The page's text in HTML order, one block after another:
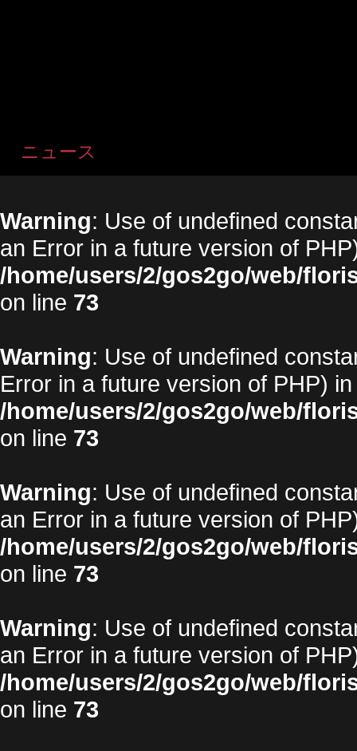
ニュース
Warning: Use of undefined
an Error in a future version of
/home/users/2/gos2go/web/
on line 73
Warning: Use of undefined
Error in a future version of PHP) in
/home/users/2/gos2go/web/
on line 73
Warning: Use of undefined
an Error in a future version of
/home/users/2/gos2go/web/
on line 73
Warning: Use of undefined
an Error in a future version of
/home/users/2/gos2go/web/
on line 73